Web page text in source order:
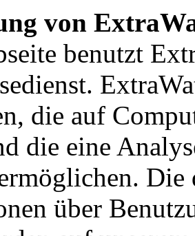
von
benutzt
die auf
die eine
Die
über